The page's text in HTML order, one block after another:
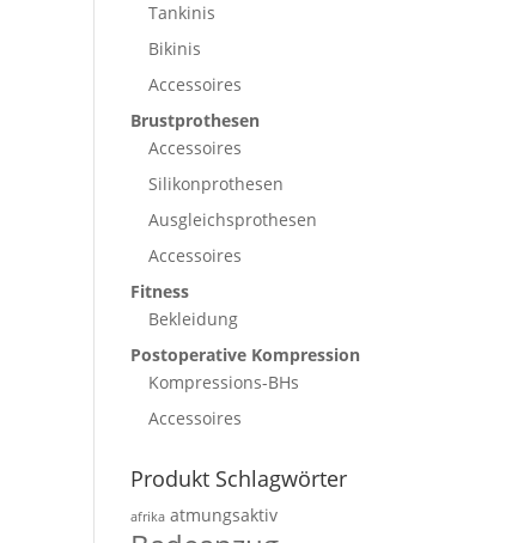
Tankinis
Bikinis
Accessoires
Brustprothesen
Accessoires
Silikonprothesen
Ausgleichsprothesen
Accessoires
Fitness
Bekleidung
Postoperative Kompression
Kompressions-BHs
Accessoires
Produkt Schlagwörter
afrika atmungsaktiv